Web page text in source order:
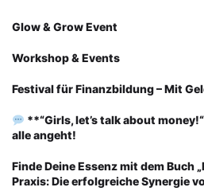
Glow & Grow Event
Workshop & Events
Festival für Finanzbildung – Mit
**“Girls, let’s talk about
alle angeht!
Finde Deine Essenz mit dem Buch
Praxis: Die erfolgreiche Synergie